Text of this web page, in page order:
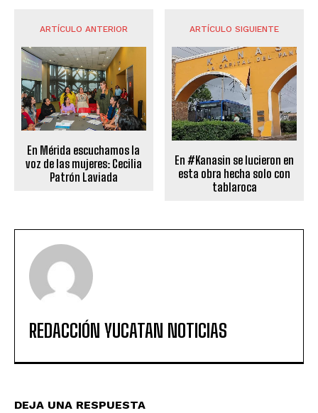
ARTÍCULO ANTERIOR
En Mérida escuchamos la
voz de las mujeres: Cecilia
Patrón Laviada
ARTÍCULO SIGUIENTE
En #Kanasin se lucieron en
esta obra hecha solo con
tablaroca
REDACCIÓN YUCATAN NOTICIAS
DEJA UNA RESPUESTA